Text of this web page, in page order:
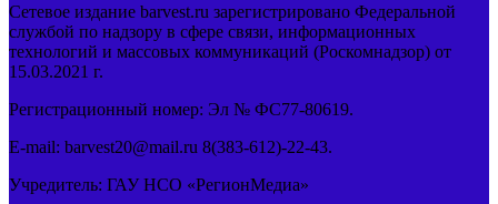
Сетевое издание barvest.ru зарегистрировано Федеральной
службой по надзору в сфере связи, информационных
технологий и массовых коммуникаций (Роскомнадзор) от
15.03.2021 г.
Регистрационный номер: Эл № ФС77-80619.
E-mail: barvest20@mail.ru 8(383-612)-22-43.
Учредитель: ГАУ НСО «РегионМедиа»